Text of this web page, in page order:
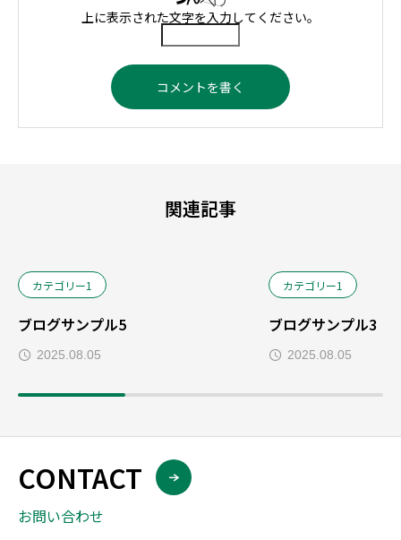
上に表示された文字を入力してください。
関連記事
カテゴリー1
ブログサンプル5
2025.08.05
カテゴリー1
ブログサンプル3
2025.08.05
CONTACT
お問い合わせ